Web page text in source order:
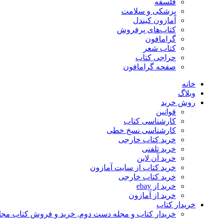
فلسفه
پزشکی و سلامت
آمازون کیندل
کتاب‌های پرفروش
گرامافون
کتاب شعر
حراجی کتاب
صفحه گرامافون
خانه
وبلاگ
روش خرید
قوانین
کارشناسی کتاب
کارشناسی نسخ خطی
خرید کتاب خارجی
خرید تلفنی
خرید آن لاین
خرید کتاب از سایت آمازون
خرید کتاب خارجی
خرید از ebay
خرید از آمازون
خریدار کتاب
خریدار کتاب و مجله دست دوم, خرید و فروش کتاب